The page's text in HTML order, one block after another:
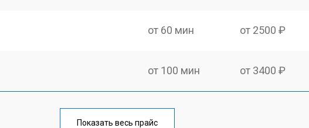
от 60 мин от 2500 ₽
от 100 мин от 3400 ₽
от 60 мин
Показать весь прайс